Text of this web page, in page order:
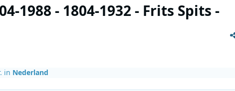
1988 - 1804-1932 - Frits Spits -
in Nederland